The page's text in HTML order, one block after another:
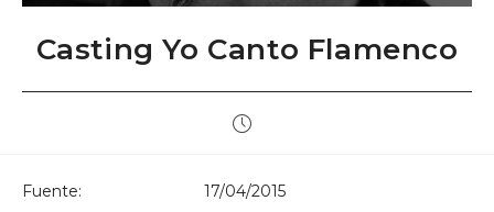
Casting Yo Canto Flamenco
Publicación
entrada:
Fuente: 17/04/2015